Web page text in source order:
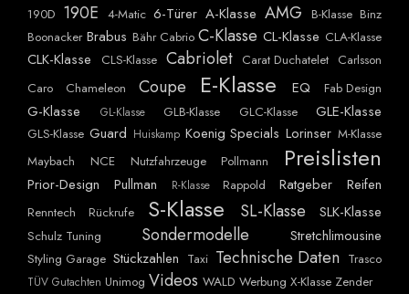
190D 190E 4-Matic 6-Türer A-Klasse AMG B-Klasse Binz
Boonacker Brabus Bähr Cabrio C-Klasse CL-Klasse CLA-Klasse
CLK-Klasse CLS-Klasse Cabriolet Carat Duchatelet Carlsson
Caro
Chameleon Coupe E-Klasse EQ Fab Design
G-Klasse GL-Klasse GLB-Klasse GLC-Klasse GLE-Klasse
GLS-Klasse Guard Huiskamp Koenig Specials Lorinser M-Klasse
Maybach
NCE Nutzfahrzeuge Pollmann Preislisten
Prior-Design Pullman R-Klasse Rappold Ratgeber Reifen
Renntech Rückrufe S-Klasse SL-Klasse SLK-Klasse
Schulz Tuning Sondermodelle Stretchlimousine
Styling Garage Stückzahlen Taxi Technische Daten Trasco
TÜV Gutachten Unimog Videos WALD Werbung X-Klasse Zender